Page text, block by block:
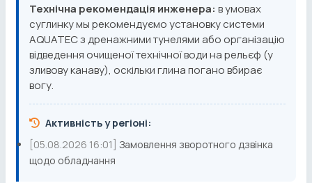
Технічна рекомендація инженера: в умовах
суглинку мы рекомендуємо установку системи
AQUATEC з дренажними тунелями або організацію
відведення очищеної технічної води на рельєф (у
зливову канаву), оскільки глина погано вбирає
вогу.
Активність у регіоні:
[05.08.2026 16:01] Замовлення зворотного дзвінка
щодо обладнання